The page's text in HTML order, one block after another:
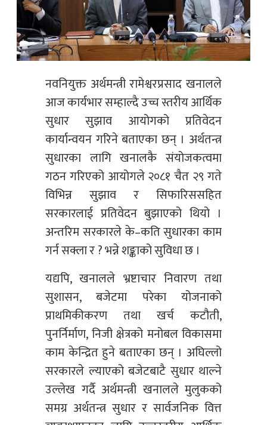
नवनियुक्त अर्थमन्त्री रामेश्वरप्रसाद खनालले
आज कार्यभार सम्हाल्दै उच्च स्तरीय आर्थिक
सुधार सुझाव आयोगको प्रतिवेदन
कार्यान्वयन गरिने बताएका छन् । अर्थतन्त्र
सुधारका लागि खनालकै संयोजकत्वमा
गठन गरिएको आयोगले २०८१ चैत २९ गते
विभिन्न सुझाव र सिफारिससहित
सरकारलाई प्रतिवेदन बुझाएको थियो ।
अन्तरिम सरकारले के–कति सुधारका काम
गर्न सक्ला र ? भन्ने शङ्काको सुविधा छ ।
यद्यपि, खनालले भ्रष्टाचार निवारण तथा
सुशासन, बजेटमा परेका योजनाको
प्राथमिकीकरण तथा खर्च कटौती,
पुनर्निर्माण, निजी क्षेत्रको मनोबल विकासमा
काम केन्द्रित हुने बताएका छन् । अघिल्लो
सरकारले ल्याएको बजेटबाटै सुधार थाल्ने
उल्लेख गर्दै अर्थमन्त्री खनालले मुलुकको
समग्र अर्थतन्त्र सुधार र सार्वजनिक वित्त